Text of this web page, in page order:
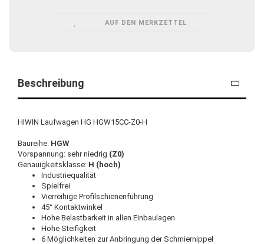
AUF DEN MERKZETTEL
Beschreibung
HIWIN Laufwagen HG HGW15CC-Z0-H
Baureihe: HGW
Vorspannung: sehr niedrig (Z0)
Genauigkeitsklasse: H (hoch)
Industriequalität
Spielfrei
Vierreihige Profilschienenführung
45° Kontaktwinkel
Hohe Belastbarkeit in allen Einbaulagen
Hohe Steifigkeit
6 Möglichkeiten zur Anbringung der Schmiernippel